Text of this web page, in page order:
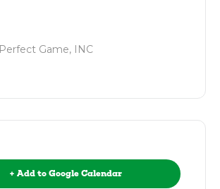
Perfect Game, INC
+ Add to Google Calendar